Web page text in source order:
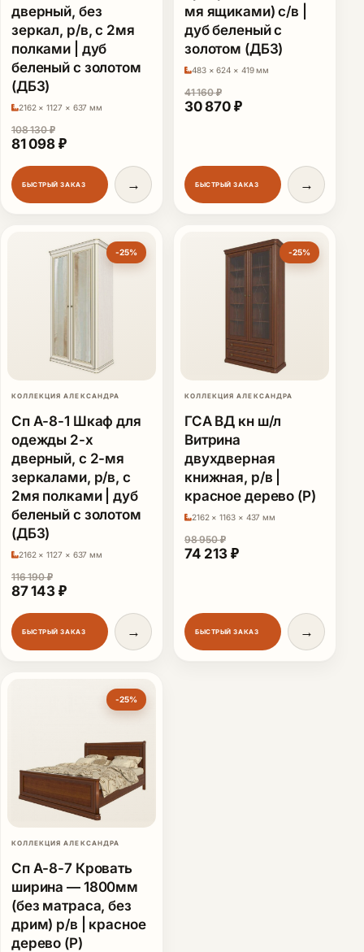
дверный, без
зеркал, р/в, с 2мя
полками | дуб
беленый с золотом
(ДБЗ)
2162 × 1127 × 637 мм
108 130₽
Первоначальная цена составляла 108 130 ₽.
81 098 ₽Текущая цена: 81 098 ₽.
БЫСТРЫЙ ЗАКАЗ →
мя ящиками) с/в |
дуб беленый с
золотом (ДБЗ)
483 × 624 × 419 мм
41 160₽
Первоначальная цена
30 870 ₽Текущая цена:
БЫСТРЫЙ ЗАКАЗ →
-25%
КОЛЛЕКЦИЯ АЛЕКСАНДРА
Сп А-8-1 Шкаф для
одежды 2-х
дверный, с 2-мя
зеркалами, р/в, с
2мя полками | дуб
беленый с золотом
(ДБЗ)
2162 × 1127 × 637 мм
116 190₽
Первоначальная цена составляла 116 190 ₽.
87 143 ₽Текущая цена: 87 143 ₽.
БЫСТРЫЙ ЗАКАЗ →
-25%
КОЛЛЕКЦИЯ АЛЕКСАНДРА
ГСА ВД кн ш/л
Витрина
двухдверная
книжная, р/в |
красное дерево (Р)
2162 × 1163 × 437 мм
98 950₽
Первоначальная цена
74 213 ₽Текущая цена: 74
БЫСТРЫЙ ЗАКАЗ →
-25%
КОЛЛЕКЦИЯ АЛЕКСАНДРА
Сп А-8-7 Кровать
ширина — 1800мм
(без матраса, без
дрим) р/в | красное
дерево (Р)